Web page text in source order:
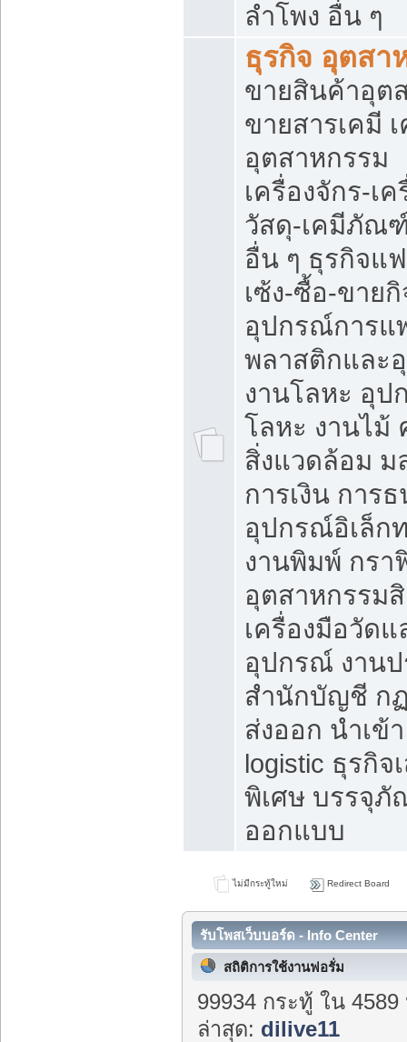
ลำโพง อื่น ๆ
ธุรกิจ อุตสา
ขายสินค้าอุต
ขายสารเคมี
อุตสาหกรรม
เครื่องจักร-เ
วัสดุ-เคมีภัณ
อื่น ๆ ธุรกิจแ
เซ้ง-ซื้อ-ขาย
อุปกรณ์การแ
พลาสติกและ
งานโลหะ อุป
โลหะ งานไม้
สิ่งแวดล้อม ม
การเงิน การ
อุปกรณ์อิเล็ก
งานพิมพ์ กรา
อุตสาหกรรม
เครื่องมือวัดแ
อุปกรณ์ งานป
สำนักบัญชี ก
ส่งออก นำเข้
logistic ธุรกิจ
พิเศษ บรรจุ
ออกแบบ
ไม่มีกระทู้ใหม่ Redirect Board
รับโพสเว็บบอร์ด - Info Center
สถิติการใช้งานฟอรั่ม
99934 กระทู้ ใน
ล่าสุด: dilive11